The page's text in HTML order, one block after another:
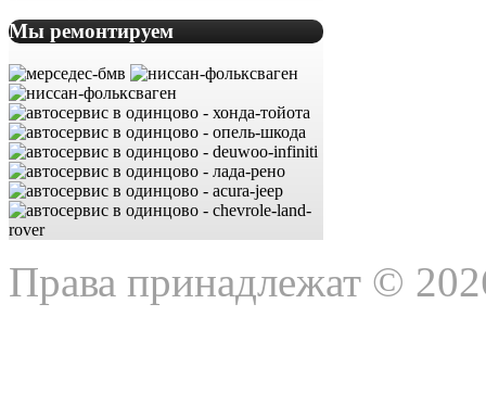
Мы ремонтируем
Права принадлежат ©